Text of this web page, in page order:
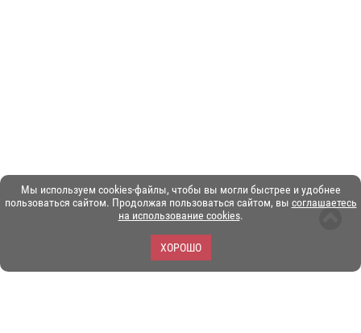
Мы используем cookies-файлы, чтобы вы могли быстрее и удобнее
пользоваться сайтом. Продолжая пользоваться сайтом, вы соглашаетесь
на использование cookies.
ХОРОШО